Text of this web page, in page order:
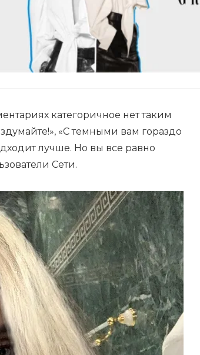
категоричное нет таким
«С темными вам гораздо
лучше. Но вы все равно
Сети.